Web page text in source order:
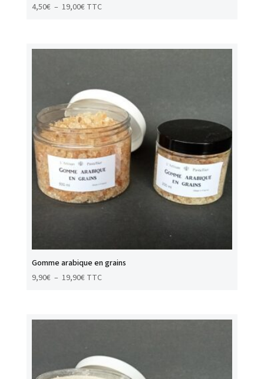
4,50€ – 19,00€Plage
4,50€
TTC
Gomme arabique en grains
9,90€ – 19,90€Plage
9,90€
TTC